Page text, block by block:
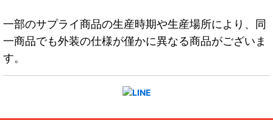
一部のサプライ商品の生産時期や生産場所により、同
一商品でも外装の仕様が僅かに異なる商品がございま
す。